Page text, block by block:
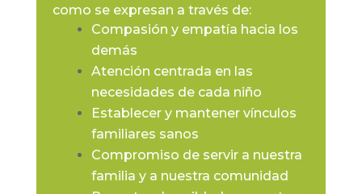
como se expresan a través de:
Compasión y empatía hacia los
demás
Atención centrada en las
necesidades de cada niño
Establecer y mantener vínculos
familiares sanos
Compromiso de servir a nuestra
familia y a nuestra comunidad